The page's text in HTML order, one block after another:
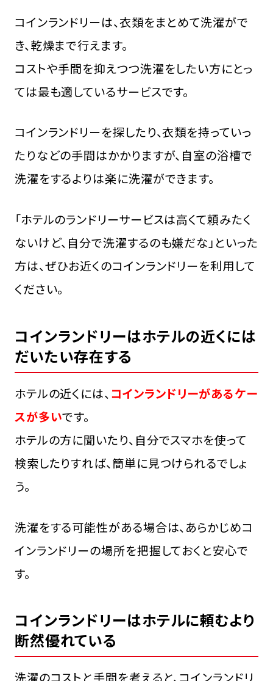
コインランドリーは、衣類をまとめて洗濯がで
き、乾燥まで行えます。
コストや手間を抑えつつ洗濯をしたい方にとっ
ては最も適しているサービスです。
コインランドリーを探したり、衣類を持っていっ
たりなどの手間はかかりますが、自室の浴槽で
洗濯をするよりは楽に洗濯ができます。
「ホテルのランドリーサービスは高くて頼みたく
ないけど、自分で洗濯するのも嫌だな」といった
方は、ぜひお近くのコインランドリーを利用して
ください。
コインランドリーはホテルの近くには
だいたい存在する
ホテルの近くには、コインランドリーがあるケー
スが多いです。
ホテルの方に聞いたり、自分でスマホを使って
検索したりすれば、簡単に見つけられるでしょ
う。
洗濯をする可能性がある場合は、あらかじめコ
インランドリーの場所を把握しておくと安心で
す。
コインランドリーはホテルに頼むより
断然優れている